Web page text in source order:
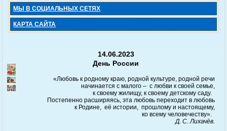
МЫ В СОЦИАЛЬНЫХ СЕТЯХ
КАРТА САЙТА
14.06.2023
День России
«Любовь к родному краю, родной культуре, родной речи
начинается с малого – с любви к своей семье,
к своему жилищу, к своему детскому саду.
Постепенно расширяясь, эта любовь переходит в любовь
к Родине, её истории, прошлому и настоящему,
ко всему человечеству».
Д. С. Лихачёв.